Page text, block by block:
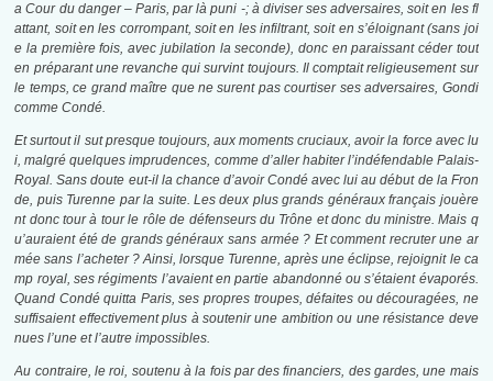
a Cour du danger– Paris, par là puni -; à diviser ses adversaires, soit en les fl
attant, soit en les corrompant, soit en les infiltrant, soit en s’éloignant (sans joi
e la première fois, avec jubilation la seconde), donc en paraissant céder tout
en préparant une revanche qui survint toujours. Il comptait religieusement sur
le temps, ce grand maître que ne surent pas courtiser ses adversaires, Gondi
comme Condé.
Et surtout il sut presque toujours, aux moments cruciaux, avoir la force avec lu
i, malgré quelques imprudences, comme d’aller habiter l’indéfendable Palais-
Royal. Sans doute eut-il la chance d’avoir Condé avec lui au début de la Fron
de, puis Turenne par la suite. Les deux plus grands généraux français jouère
nt donc tour à tour le rôle de défenseurs du Trône et donc du ministre. Mais q
u’auraient été de grands généraux sans armée ? Et comment recruter une ar
mée sans l’acheter ? Ainsi, lorsque Turenne, après une éclipse, rejoignit le ca
mp royal, ses régiments l’avaient en partie abandonné ou s’étaient évaporés.
Quand Condé quitta Paris, ses propres troupes, défaites ou découragées, ne
suffisaient effectivement plus à soutenir une ambition ou une résistance deve
nues l’une et l’autre impossibles.
Au contraire, le roi, soutenu à la fois par des financiers, des gardes, une mais